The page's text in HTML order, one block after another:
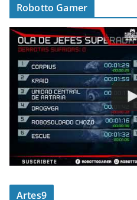
Robotto Gamer
Artes9